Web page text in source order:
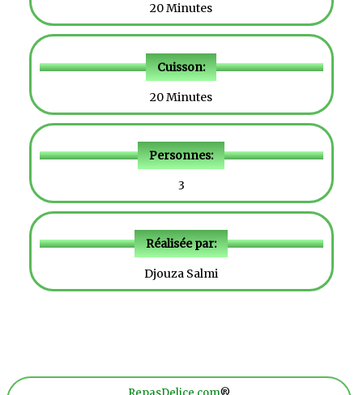
20 Minutes
Cuisson:
20 Minutes
Personnes:
3
Réalisée par:
Djouza Salmi